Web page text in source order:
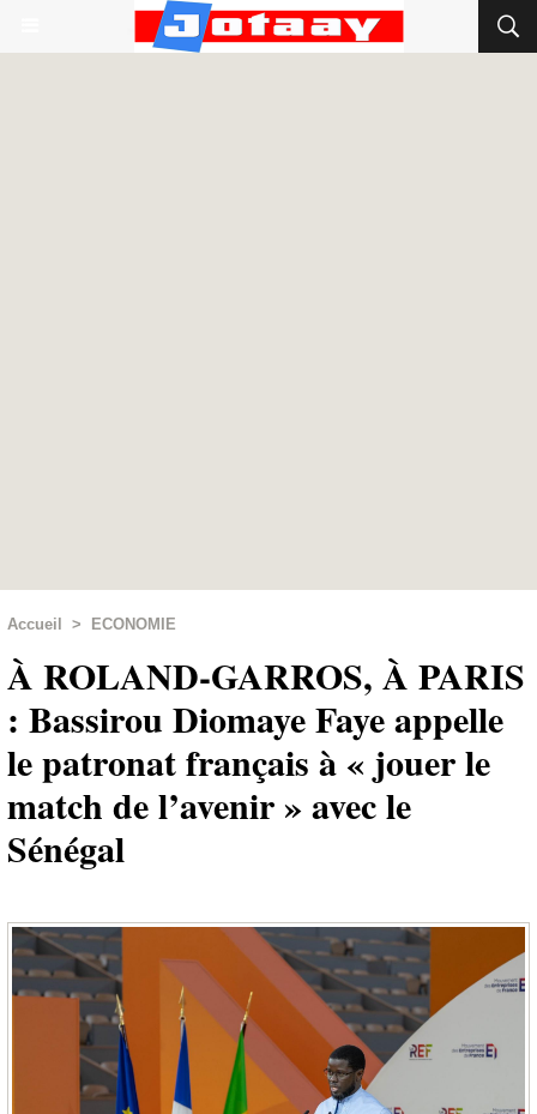
Accueil > ECONOMIE
À ROLAND-GARROS, À PARIS
: Bassirou Diomaye Faye appelle
le patronat français à « jouer le
match de l’avenir » avec le
Sénégal